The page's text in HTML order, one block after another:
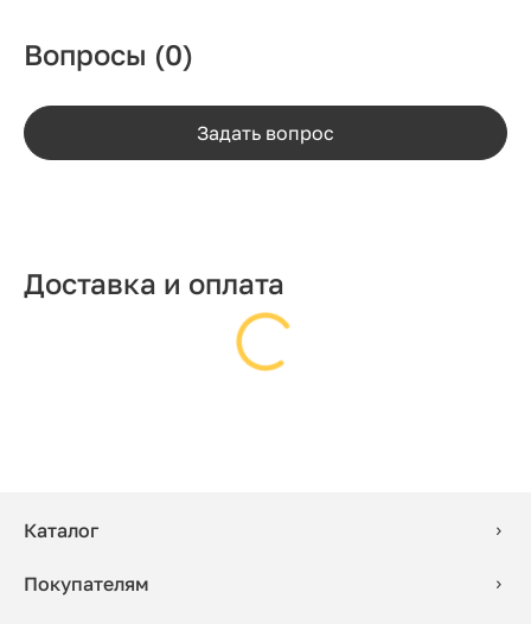
Вопросы (0)
Задать вопрос
Доставка и оплата
Каталог
Покупателям